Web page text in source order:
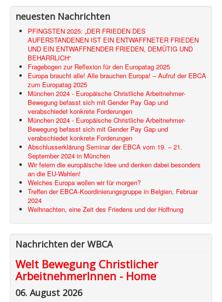
neuesten Nachrichten
PFINGSTEN 2025: „DER FRIEDEN DES
AUFERSTANDENEN IST EIN ENTWAFFNETER FRIEDEN
UND EIN ENTWAFFNENDER FRIEDEN, DEMÜTIG UND
BEHARRLICH“
Fragebogen zur Reflexion für den Europatag 2025
Europa braucht alle! Alle brauchen Europa! – Aufruf der EBCA
zum Europatag 2025
München 2024 - Europäische Christliche Arbeitnehmer-
Bewegung befasst sich mit Gender Pay Gap und
verabschiedet konkrete Forderungen
München 2024 - Europäische Christliche Arbeitnehmer-
Bewegung befasst sich mit Gender Pay Gap und
verabschiedet konkrete Forderungen
Abschlusserklärung Seminar der EBCA vom 19. – 21.
September 2024 in München
Wir feiern die europäische Idee und denken dabei besonders
an die EU-Wahlen!
Welches Europa wollen wir für morgen?
Treffen der EBCA-Koordinierungsgruppe in Belgien, Februar
2024
Weihnachten, eine Zeit des Friedens und der Hoffnung
Nachrichten der WBCA
Welt Bewegung Christlicher
ArbeitnehmerInnen - Home
06. August 2026